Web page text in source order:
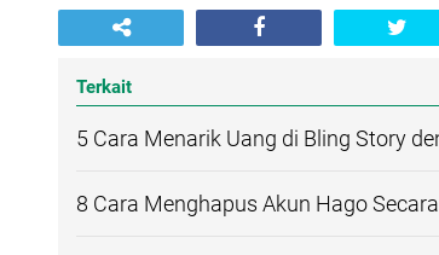
Terkait
5 Cara Menarik Uang di Bling Story
8 Cara Menghapus Akun Hago